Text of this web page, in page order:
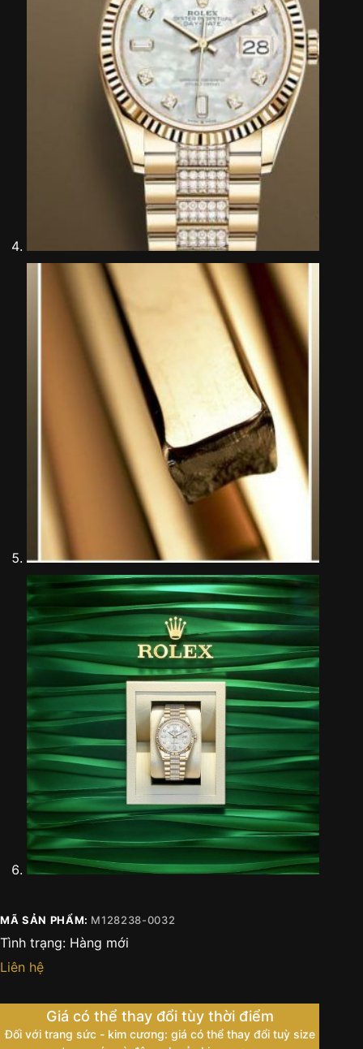
MÃ SẢN PHẨM: M128238-0032
Tình trạng: Hàng mới
Liên hệ
Giá có thể thay đổi tùy thời điểm
Đối với trang sức - kim cương: giá có thể thay đổi tuỳ size